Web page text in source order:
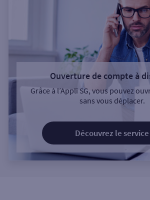
Ouverture de compte à
Grâce à l’Appli SG, vous pouvez
sans vous déplacer.
Découvrez le service